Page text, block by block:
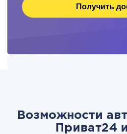
Получить
Возможности
Приват24